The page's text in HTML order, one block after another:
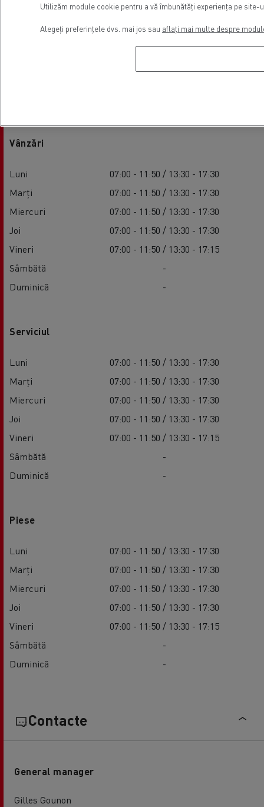
Vânzări
Luni
07:00 - 11:50 / 13:30 - 17:30
Marți
07:00 - 11:50 / 13:30 - 17:30
Miercuri
07:00 - 11:50 / 13:30 - 17:30
Joi
07:00 - 11:50 / 13:30 - 17:30
Vineri
07:00 - 11:50 / 13:30 - 17:15
Sâmbătă
-
Duminică
-
Serviciul
Luni
07:00 - 11:50 / 13:30 - 17:30
Marți
07:00 - 11:50 / 13:30 - 17:30
Miercuri
07:00 - 11:50 / 13:30 - 17:30
Joi
07:00 - 11:50 / 13:30 - 17:30
Vineri
07:00 - 11:50 / 13:30 - 17:15
Sâmbătă
-
Duminică
-
Piese
Luni
07:00 - 11:50 / 13:30 - 17:30
Marți
07:00 - 11:50 / 13:30 - 17:30
Miercuri
07:00 - 11:50 / 13:30 - 17:30
Joi
07:00 - 11:50 / 13:30 - 17:30
Vineri
07:00 - 11:50 / 13:30 - 17:15
Sâmbătă
-
Duminică
-
Contacte
General manager
Gilles Gounon
Utilizăm module cookie pentru a vă îmbunătăți experiența pe
Alegeți preferințele dvs. mai jos sau aflați mai multe despre